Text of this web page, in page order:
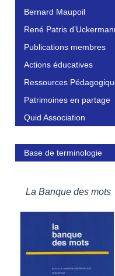
Bernard Maupoil
René Patris
Publications membres
Actions éducatives
Ressources
Patrimoines en partage
Quid Association
Base de terminologie
La Banque des mots